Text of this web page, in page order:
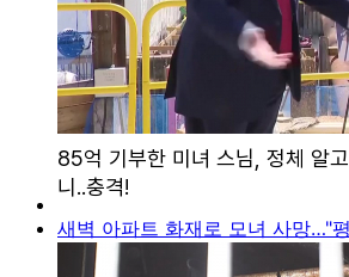
새벽 아파트 화재로 모녀 사망…"